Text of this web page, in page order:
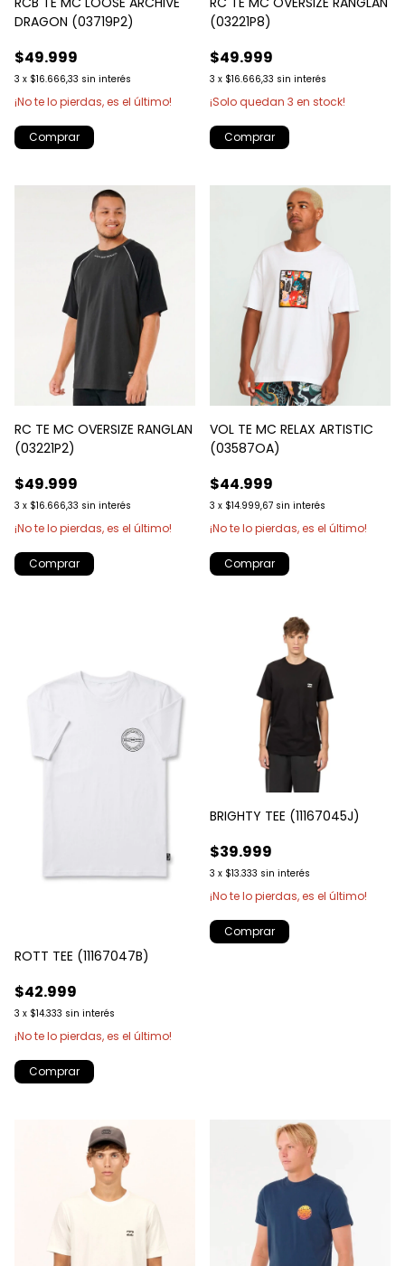
DRAGON (03719P2)
$49.999
3 x $16.666,33 sin interés
¡No te lo pierdas, es el último!
Comprar
(03221P8)
$49.999
3 x $16.666,33 sin interés
¡Solo quedan 3 en stock!
Comprar
RC TE MC OVERSIZE RANGLAN
(03221P2)
$49.999
3 x $16.666,33 sin interés
¡No te lo pierdas, es el último!
Comprar
VOL TE MC RELAX ARTISTIC
(03587OA)
$44.999
3 x $14.999,67 sin interés
¡No te lo pierdas, es el último!
Comprar
ROTT TEE (11167047B)
$42.999
3 x $14.333 sin interés
¡No te lo pierdas, es el último!
Comprar
BRIGHTY TEE (11167045J)
$39.999
3 x $13.333 sin interés
¡No te lo pierdas, es el último!
Comprar